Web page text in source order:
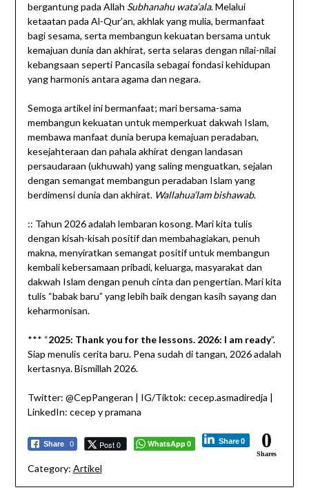
bergantung pada Allah Subhanahu wata’ala. Melalui
ketaatan pada Al-Qur’an, akhlak yang mulia, bermanfaat
bagi sesama, serta membangun kekuatan bersama untuk
kemajuan dunia dan akhirat, serta selaras dengan nilai-nilai
kebangsaan seperti Pancasila sebagai fondasi kehidupan
yang harmonis antara agama dan negara.
Semoga artikel ini bermanfaat; mari bersama-sama
membangun kekuatan untuk memperkuat dakwah Islam,
membawa manfaat dunia berupa kemajuan peradaban,
kesejahteraan dan pahala akhirat dengan landasan
persaudaraan (ukhuwah) yang saling menguatkan, sejalan
dengan semangat membangun peradaban Islam yang
berdimensi dunia dan akhirat. Wallahua’lam bishawab.
:: Tahun 2026 adalah lembaran kosong. Mari kita tulis
dengan kisah-kisah positif dan membahagiakan, penuh
makna, menyiratkan semangat positif untuk membangun
kembali kebersamaan pribadi, keluarga, masyarakat dan
dakwah Islam dengan penuh cinta dan pengertian. Mari kita
tulis “babak baru” yang lebih baik dengan kasih sayang dan
keharmonisan.
*** “2025: Thank you for the lessons. 2026: I am ready”.
Siap menulis cerita baru. Pena sudah di tangan, 2026 adalah
kertasnya. Bismillah 2026.
Twitter: @CepPangeran | IG/Tiktok: cecep.asmadiredja |
LinkedIn: cecep y pramana
Share 0 Post 0 WhatsApp 0 Share 0 0
Shares
Category: Artikel